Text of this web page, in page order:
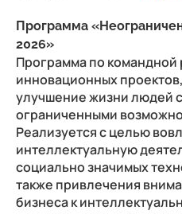
Программа
2026»
Программа по командной
инновационных
улучшение жизни людей
ограниченными
Реализуется с целью
интеллектуальную
социально значимых
также привлечения
бизнеса к